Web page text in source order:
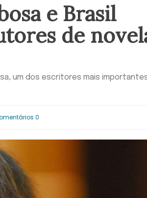
e Brasil
de
um dos escritores mais
0